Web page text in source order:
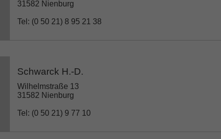
31582 Nienburg
Tel: (0 50 21) 8 95 21 38
Schwarck H.-D.
Wilhelmstraße 13
31582 Nienburg
Tel: (0 50 21) 9 77 10